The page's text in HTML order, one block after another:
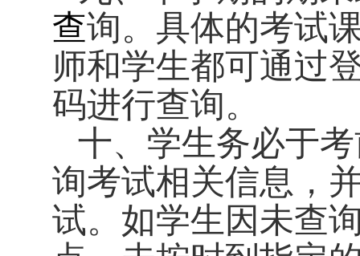
查询。具体的考试
师和学生都可通过
码进行查询。
十、 学生务必于
询考试相关信息，
试。 如学生因未查